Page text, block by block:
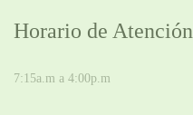
Horario de Atención
7:15a.m a 4:00p.m